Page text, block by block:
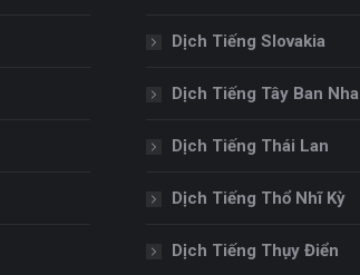
Dịch Tiếng Slovakia
Dịch Tiếng Tây Ban Nha
Dịch Tiếng Thái Lan
Dịch Tiếng Thổ Nhĩ Kỳ
Dịch Tiếng Thụy Điển